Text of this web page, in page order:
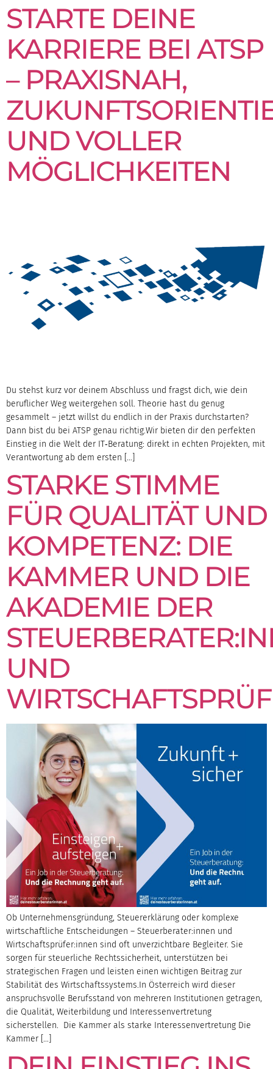
STARTE DEINE
KARRIERE BEI ATSP
– PRAXISNAH,
UND VOLLER
MÖGLICHKEITEN
Du stehst kurz vor deinem Abschluss und fragst dich, wie dein
beruflicher Weg weitergehen soll. Theorie hast du genug
gesammelt – jetzt willst du endlich in der Praxis durchstarten?
Dann bist du bei ATSP genau richtig.Wir bieten dir den perfekten
Einstieg in die Welt der IT‑Beratung: direkt in echten Projekten, mit
Verantwortung ab dem ersten […]
STARKE STIMME
FÜR QUALITÄT UND
KOMPETENZ: DIE
KAMMER UND DIE
AKADEMIE DER
UND
Ob Unternehmensgründung, Steuererklärung oder komplexe
wirtschaftliche Entscheidungen – Steuerberater:innen und
Wirtschaftsprüfer:innen sind oft unverzichtbare Begleiter. Sie
sorgen für steuerliche Rechtssicherheit, unterstützen bei
strategischen Fragen und leisten einen wichtigen Beitrag zur
Stabilität des Wirtschaftssystems.In Österreich wird dieser
anspruchsvolle Berufsstand von mehreren Institutionen getragen,
die Qualität, Weiterbildung und Interessenvertretung
sicherstellen. Die Kammer als starke Interessenvertretung Die
Kammer […]